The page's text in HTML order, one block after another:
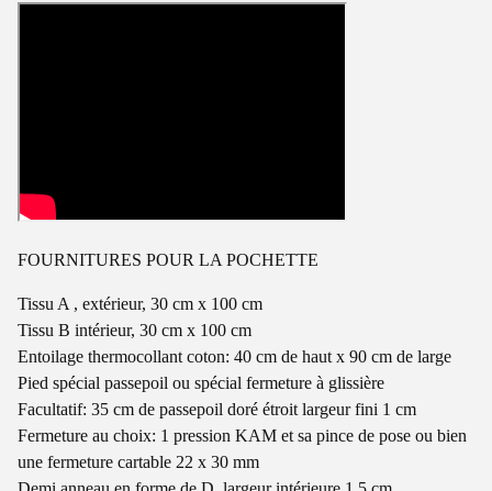
FOURNITURES POUR LA POCHETTE
Tissu A , extérieur, 30 cm x 100 cm
Tissu B intérieur, 30 cm x 100 cm
Entoilage thermocollant coton: 40 cm de haut x 90 cm de large
Pied spécial passepoil ou spécial fermeture à glissière
Facultatif: 35 cm de passepoil doré étroit largeur fini 1 cm
Fermeture au choix: 1 pression KAM et sa pince de pose ou bien
une fermeture cartable 22 x 30 mm